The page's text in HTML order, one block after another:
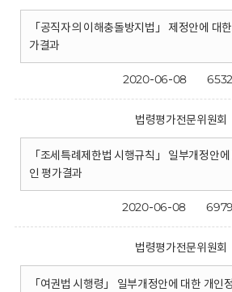
「공직자의 이해충돌방지법」 제정안에 대
가결과
2020-06-08
법령평가전문위원회
「조세특례제한법 시행규칙」 일부개정안
인 평가결과
2020-06-08
법령평가전문위원회
「여권법 시행령」 일부개정안에 대한 개인